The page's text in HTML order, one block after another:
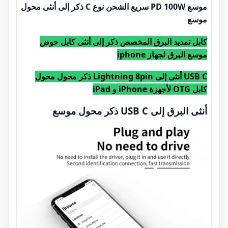
موسع PD 100W سريع الشحن نوع C ذكر إلى أنثى محول
موسع
كابل تمديد البرق المخصص ذكر إلى أنثى كابل حوض
موسع البرق لجهاز iphone
USB C أنثى إلى Lightning 8pin ذكر محول محول
كابل OTG لأجهزة iPhone و iPad
أنثى البرق إلى USB C ذكر محول موسع